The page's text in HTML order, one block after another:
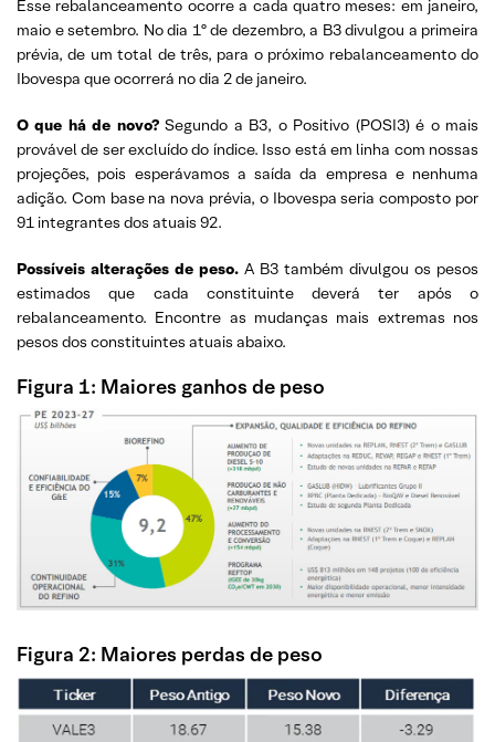
Esse rebalanceamento ocorre a cada quatro meses: em janeiro,
maio e setembro. No dia 1º de dezembro, a B3 divulgou a primeira
prévia, de um total de três, para o próximo rebalanceamento do
Ibovespa que ocorrerá no dia 2 de janeiro.
O que há de novo?Segundo a B3, o Positivo (POSI3) é o mais
provável de ser excluído do índice. Isso está em linha com nossas
projeções, pois esperávamos a saída da empresa e nenhuma
adição. Com base na nova prévia, o Ibovespa seria composto por
91 integrantes dos atuais 92.
Possíveis alterações de peso. A B3 também divulgou os pesos
estimados que cada constituinte deverá ter após o
rebalanceamento. Encontre as mudanças mais extremas nos
pesos dos constituintes atuais abaixo.
Figura 1: Maiores ganhos de peso
Figura 2: Maiores perdas de peso